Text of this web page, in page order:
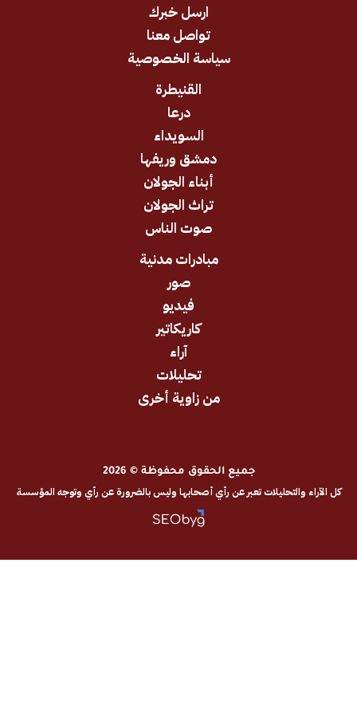
ارسل خبرك
تواصل معنا
سياسة الخصوصية
دمشق وريفها
أبناء الجولان
تراث الجولان
صوت الناس
مبادرات مدنية
من زاوية أخرى
جميع الحقوق محفوظة © 2026
تعبر عن رأي أصحابها وليس بالضرورة عن رأي وتوجه المؤسسة